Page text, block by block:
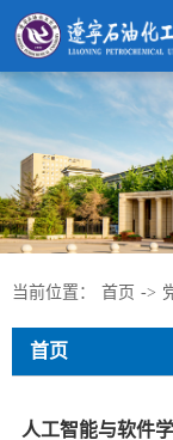
当前位置： 首页 ->
首页
人工智能与软件